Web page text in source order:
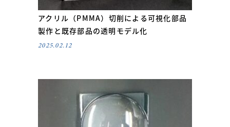
アクリル（PMMA）切削による可視化部品
製作と既存部品の透明モデル化
2025.02.12